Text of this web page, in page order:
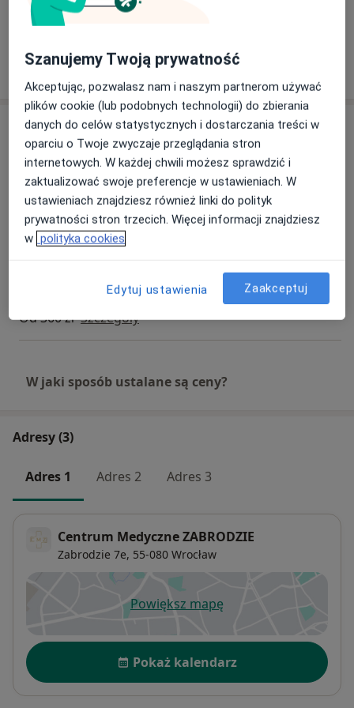
To idealny sposób, aby obdarować kogoś tym, co
naprawdę ma znaczenie – dobrym
samopoczuciem i troską o zdrowie.
Elegancki, praktyczny i zawsze trafiony prezent.
Więcej informacji pod numerem telefonu 786 482
477.
Usługi i ceny
Konsultacja urologiczna
Od 300 zł Szczegóły Umów wizytę
Kwalifikacja do biopsji fuzyjnej
prostaty
Konsultacja urologiczna + USG
Od 360 zł Szczegóły
W jaki sposób ustalane są ceny?
Adresy (3)
Adres 1 Adres 2 Adres 3
Centrum Medyczne ZABRODZIE
Zabrodzie 7e, 55-080 Wrocław
Powiększ mapęotwiera się w nowej karcie
Dostępność
Pokaż kalendarz
Szanujemy Twoją prywatność
Akceptując, pozwalasz nam i naszym partnerom używać
plików cookie (lub podobnych technologii) do zbierania
danych do celów statystycznych i dostarczania treści w
oparciu o Twoje zwyczaje przeglądania stron
internetowych. W każdej chwili możesz sprawdzić i
zaktualizować swoje preferencje w ustawieniach. W
ustawieniach znajdziesz również linki do polityk
prywatności stron trzecich. Więcej informacji znajdziesz
w polityka cookies
Edytuj ustawienia Zaakceptuj